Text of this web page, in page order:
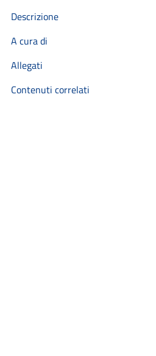
Descrizione
A cura di
Allegati
Contenuti correlati